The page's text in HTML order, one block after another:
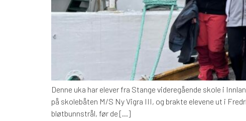
Denne uka har elever fra Stange videregående skole i
på skolebåten M/S Ny Vigra III, og brakte elevene ut i
bløtbunnstrål, før de […]